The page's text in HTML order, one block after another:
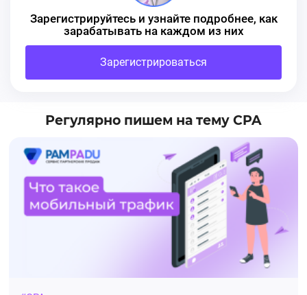
Зарегистрируйтесь и узнайте подробнее, как
зарабатывать на каждом из них
Зарегистрироваться
Регулярно пишем на тему CPA